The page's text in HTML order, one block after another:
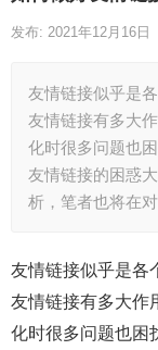
发布: 2021年12月16日
友情链接似乎是
友情链接有多大
化时很多问题也
友情链接的困惑
析，笔者也将在
友情链接似乎是各
友情链接有多大作
化时很多问题也困